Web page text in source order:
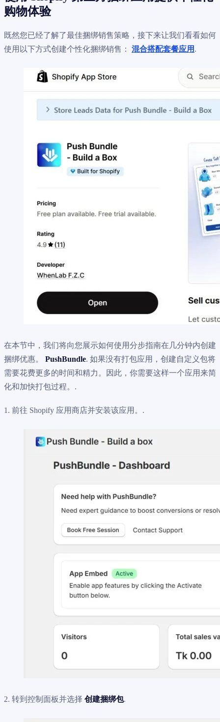
购物体验
既然您已经了解了最佳捆绑销售策略，接下来让我们看看如何
使用以下方式创建个性化捆绑销售： 混合搭配套餐应用 .
在本节中，我们将向您展示如何使用分步指南在几分钟内创建
捆绑优惠。 PushBundle. 如果没有打包应用，创建自定义包将
需要花费更多的时间和精力。因此，你需要这样一个应用来简
化和加快打包过程。.
1. 前往 Shopify 应用商店并安装该应用。.
2. 转到控制面板并选择 创建捆绑包.